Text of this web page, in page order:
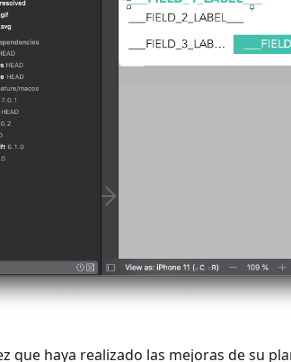
que haya realizado las mejoras de su